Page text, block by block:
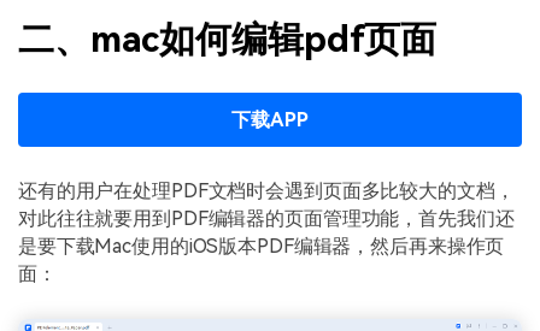
二、mac如何编辑pdf页面
下载APP
还有的用户在处理PDF文档时会遇到页面多比较大的文档，
对此往往就要用到PDF编辑器的页面管理功能，首先我们还
是要下载Mac使用的iOS版本PDF编辑器，然后再来操作页
面：